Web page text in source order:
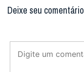
Deixe seu comentário